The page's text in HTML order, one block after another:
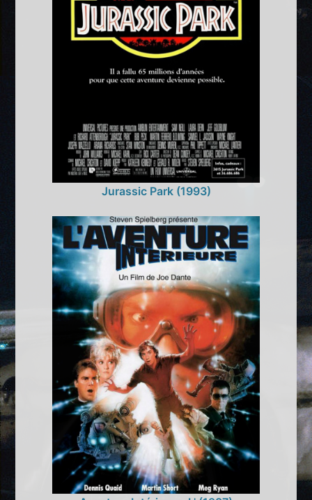
Jurassic Park (1993)